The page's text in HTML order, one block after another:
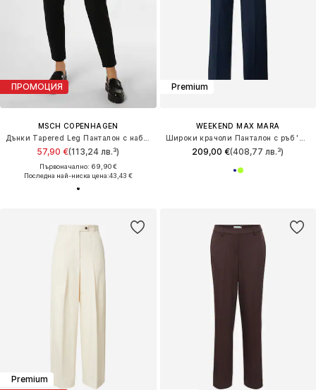
ПРОМОЦИЯ
MSCH COPENHAGEN
57,90 €(113,24 лв.³)
Първоначално: 69,90 €
Последна най-ниска цена:43,43 €
Premium
WEEKEND MAX MARA
209,00 €(408,77 лв.³)
Premium